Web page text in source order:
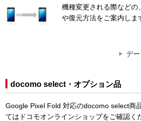
機種変更される際など
や復元方法をご案内しま
デ
docomo select・オプション品
Google Pixel Fold 対応のdocomo select商
てはドコモオンラインショップをご確認く